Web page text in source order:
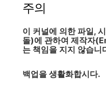
주의
이 커널에 의한 파일,
돌)에 관하여 제작자
는 책임을 지지 않습니
백업을 생활화합시다.